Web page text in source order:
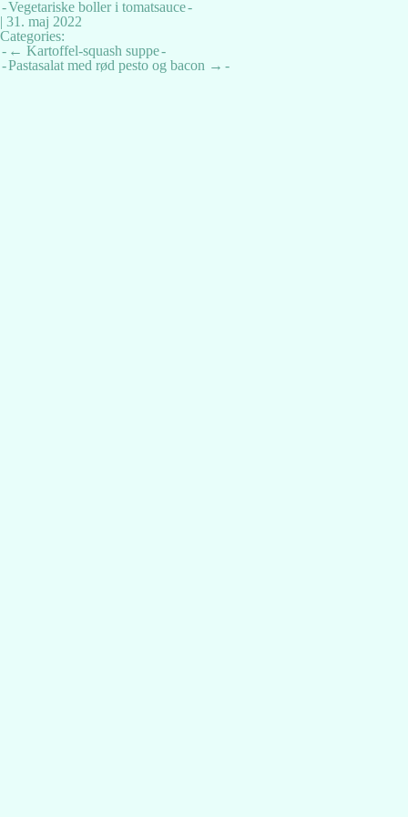
Vegetariske boller i tomatsauce
| 31. maj 2022
Categories:
Indlægsnavigation
← Kartoffel-squash suppe
Pastasalat med rød pesto og bacon →